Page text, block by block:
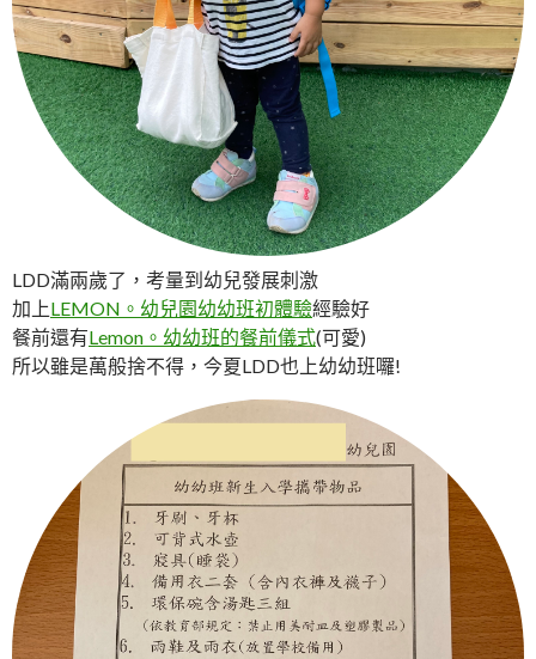
LDD滿兩歲了，考量到幼兒發展刺激
加上LEMON。幼兒園幼幼班初體驗經驗好
餐前還有Lemon。幼幼班的餐前儀式(可愛)
所以雖是萬般捨不得，今夏LDD也上幼幼班囉!